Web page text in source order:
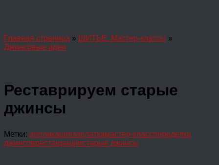
Главная страница » ШИТЬЕ. Мастер-классы »
Джинсовые идеи
Реставрируем старые
джинсы
Метки: аппликациязаплаткамастер-класспеределка
джинсовреставрациястарые джинсы